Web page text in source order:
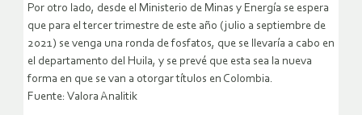
Por otro lado, desde el Ministerio de Minas y Energía se espera
que para el tercer trimestre de este año (julio a septiembre de
2021) se venga una ronda de fosfatos, que se llevaría a cabo en
el departamento del Huila, y se prevé que esta sea la nueva
forma en que se van a otorgar títulos en Colombia.
Fuente: Valora Analitik